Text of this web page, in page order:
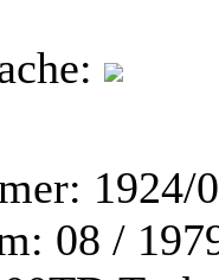
1924/
08 /